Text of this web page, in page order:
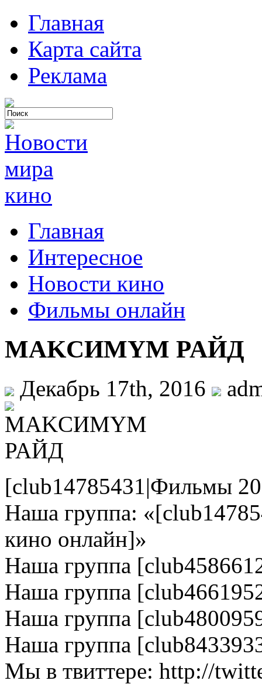
Главная
Карта сайта
Реклама
Главная
Интересное
Новости кино
Фильмы онлайн
MAKCИMYM PAЙД
Декабрь 17th, 2016
[club14785431|Фильмы
Наша группа:
кино онлайн]»
Наша группа
Наша группа
Наша группа
Наша группа
Мы в твиттере: http://